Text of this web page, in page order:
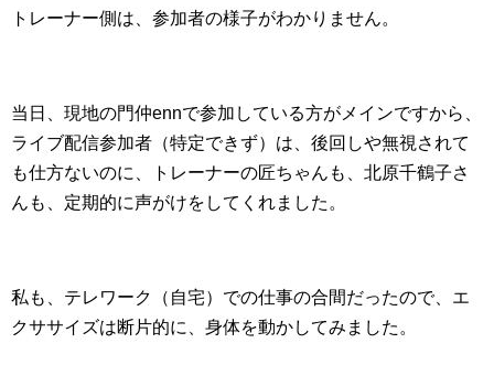
トレーナー側は、参加者の様子がわかりません。
当日、現地の門仲ennで参加している方がメインですから、
ライブ配信参加者（特定できず）は、後回しや無視されて
も仕方ないのに、トレーナーの匠ちゃんも、北原千鶴子さ
んも、定期的に声がけをしてくれました。
私も、テレワーク（自宅）での仕事の合間だったので、エ
クササイズは断片的に、身体を動かしてみました。